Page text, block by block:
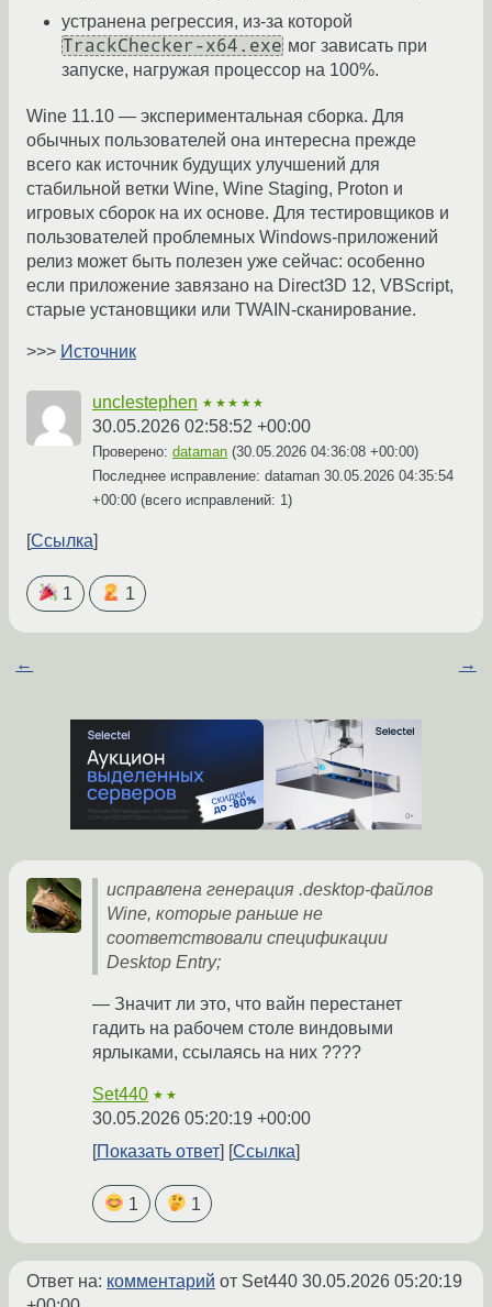
устранена регрессия, из-за которой
TrackChecker-x64.exe мог зависать при
запуске, нагружая процессор на 100%.
Wine 11.10 — экспериментальная сборка. Для
обычных пользователей она интересна прежде
всего как источник будущих улучшений для
стабильной ветки Wine, Wine Staging, Proton и
игровых сборок на их основе. Для тестировщиков и
пользователей проблемных Windows-приложений
релиз может быть полезен уже сейчас: особенно
если приложение завязано на Direct3D 12, VBScript,
старые установщики или TWAIN-сканирование.
>>> Источник
unclestephen ★★★★★
30.05.2026 02:58:52 +00:00
Проверено: dataman (30.05.2026 04:36:08 +00:00)
Последнее исправление: dataman 30.05.2026 04:35:54
+00:00 (всего исправлений: 1)
Ссылка
1 1
← →
исправлена генерация .desktop-файлов
Wine, которые раньше не
соответствовали спецификации
Desktop Entry;
— Значит ли это, что вайн перестанет
гадить на рабочем столе виндовыми
ярлыками, ссылаясь на них ????
Set440 ★★
30.05.2026 05:20:19 +00:00
Показать ответ
Ссылка
1 1
Ответ на: комментарий от Set440 30.05.2026 05:20:19